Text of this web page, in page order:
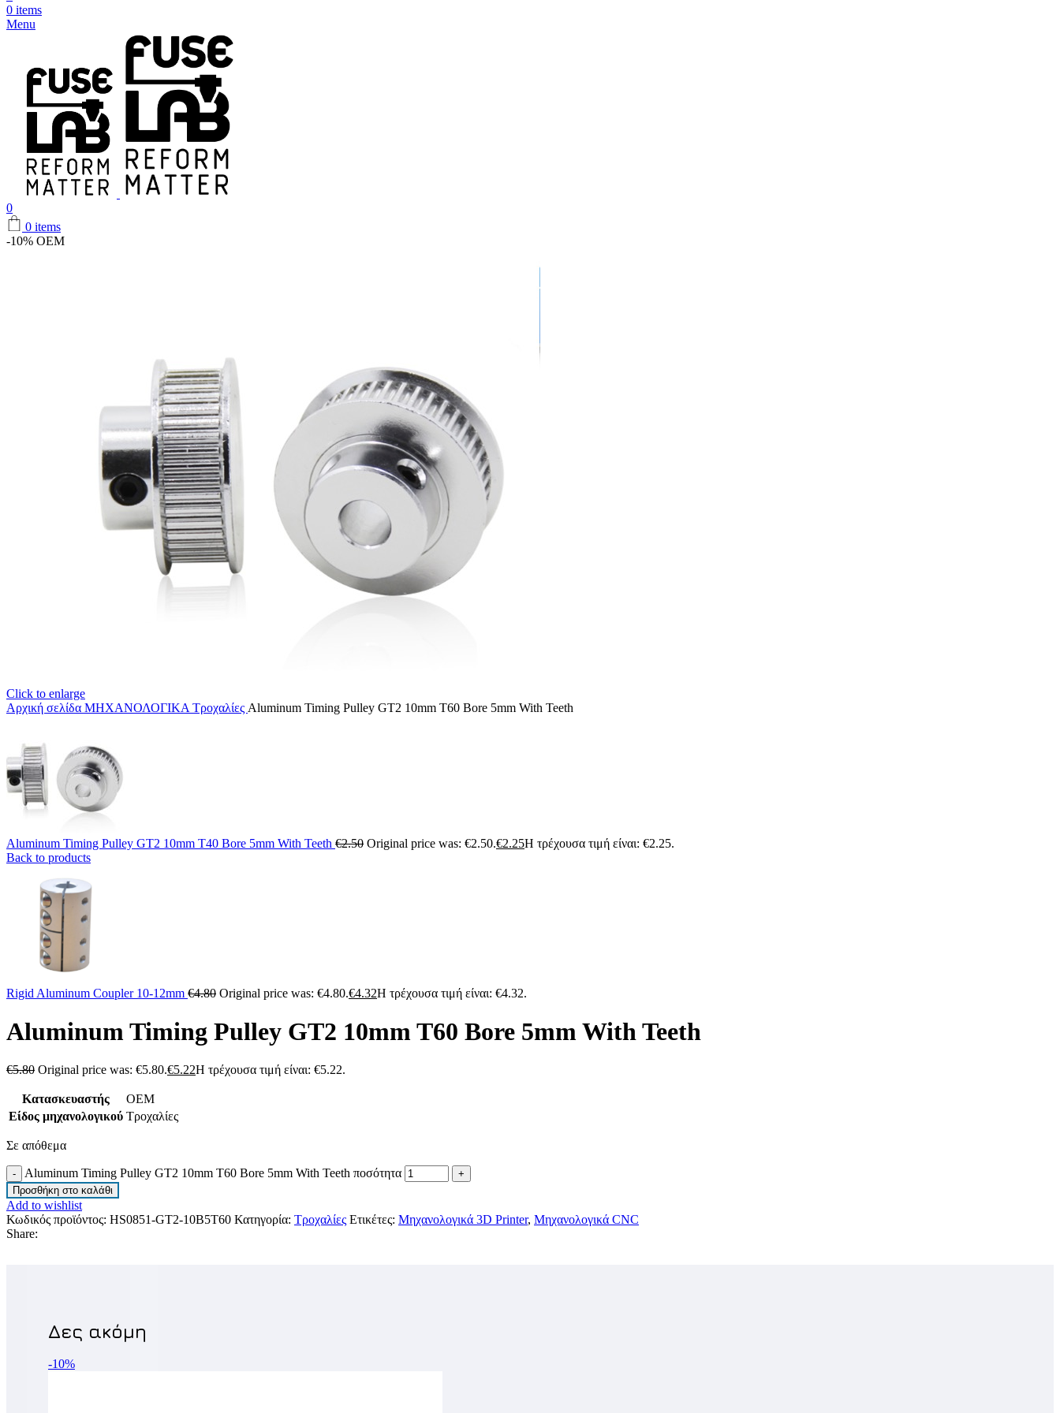
0 items
Menu
0
0 items
-10% OEM
Click to enlarge
Αρχική σελίδα ΜΗΧΑΝΟΛΟΓΙΚΑ Τροχαλίες Aluminum Timing Pulley GT2 10mm T60 Bore 5mm With Teeth
Aluminum Timing Pulley GT2 10mm T40 Bore 5mm With Teeth €2.50 Original price was: €2.50.€2.25Η τρέχουσα τιμή είναι: €2.25.
Back to products
Rigid Aluminum Coupler 10-12mm €4.80 Original price was: €4.80.€4.32Η τρέχουσα τιμή είναι: €4.32.
Aluminum Timing Pulley GT2 10mm T60 Bore 5mm With Teeth
€5.80 Original price was: €5.80.€5.22Η τρέχουσα τιμή είναι: €5.22.
Κατασκευαστής
OEM
Είδος μηχανολογικού Τροχαλίες
Σε απόθεμα
Aluminum Timing Pulley GT2 10mm T60 Bore 5mm With Teeth ποσότητα
Προσθήκη στο καλάθι
Add to wishlist
Κωδικός προϊόντος: HS0851-GT2-10B5T60 Κατηγορία: Τροχαλίες Ετικέτες: Μηχανολογικά 3D Printer, Μηχανολογικά CNC
Share:
-10%